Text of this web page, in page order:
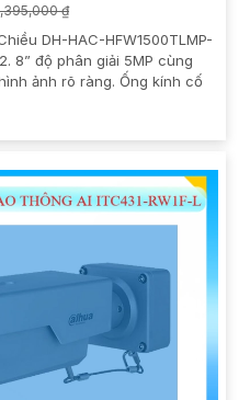
₫
DH-HAC-HFW1500TLMP-
8” độ phân giải 5MP cùng
ảnh rõ ràng. Ống kính cố